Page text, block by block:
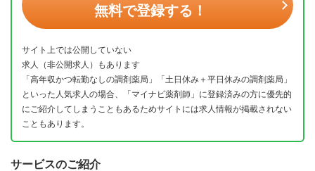
無料で登録する！
サイト上では公開していない
求人（非公開求人）もあります
「高年収かつ転勤なしの調剤薬局」「土日休み＋平日休みの調剤薬局」
といった人気求人の場合、「マイナビ薬剤師」に登録済みの方に優先的
にご紹介してしまうこともあるためサイトには求人情報が掲載されない
こともあります。
サービスのご紹介